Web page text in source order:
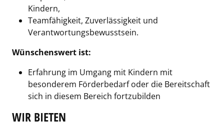
Kindern,
Teamfähigkeit, Zuverlässigkeit und
Verantwortungsbewusstsein.
Wünschenswert ist:
Erfahrung im Umgang mit Kindern mit
besonderem Förderbedarf oder die Bereitschaft
sich in diesem Bereich fortzubilden
WIR BIETEN